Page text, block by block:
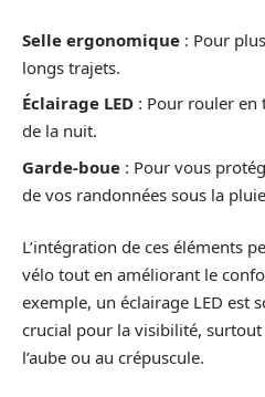
Selle ergonomique : Pour
longs trajets.
Éclairage LED : Pour rouler en
de la nuit.
Garde-boue : Pour vous
de vos randonnées sous la
L’intégration de ces éléments
vélo tout en améliorant le
exemple, un éclairage LED est
crucial pour la visibilité,
l’aube ou au crépuscule.